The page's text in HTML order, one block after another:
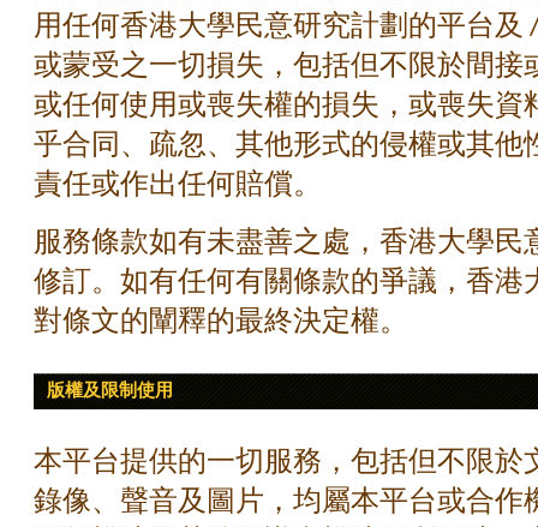
用任何香港大學民意研究計劃的平台及
或蒙受之一切損失，包括但不限於間接
或任何使用或喪失權的損失，或喪失資
乎合同、疏忽、其他形式的侵權或其他
責任或作出任何賠償。
服務條款如有未盡善之處，香港大學民
修訂。如有任何有關條款的爭議，香港
對條文的闡釋的最終決定權。
版權及限制使用
本平台提供的一切服務，包括但不限於
錄像、聲音及圖片，均屬本平台或合作